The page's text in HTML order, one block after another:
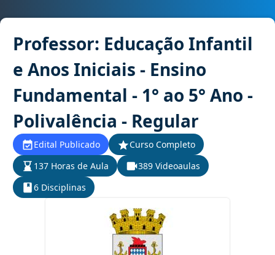
Professor: Educação Infantil
e Anos Iniciais - Ensino
Fundamental - 1° ao 5° Ano -
Polivalência - Regular
Edital Publicado
Curso Completo
137 Horas de Aula
389 Videoaulas
6 Disciplinas